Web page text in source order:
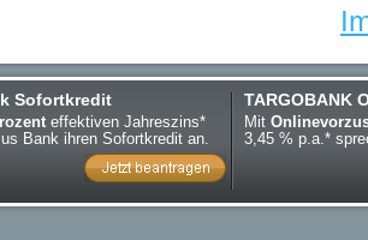
Sofortkredit
effektiven Jahreszins*
Bank ihren Sofortkredit an.
TARGOBANK
Mit
3,45 % p.a.*